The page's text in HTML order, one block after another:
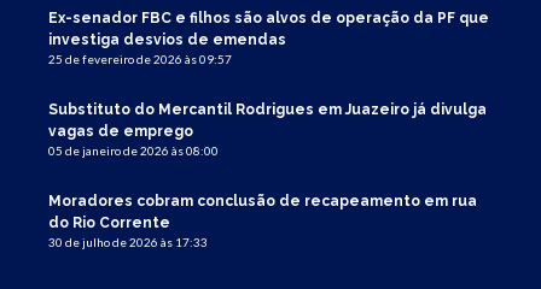
Ex-senador FBC e filhos são alvos de operação da PF que
investiga desvios de emendas
25 de fevereiro de 2026 às 09:57
Substituto do Mercantil Rodrigues em Juazeiro já divulga
vagas de emprego
05 de janeiro de 2026 às 08:00
Moradores cobram conclusão de recapeamento em rua
do Rio Corrente
30 de julho de 2026 às 17:33